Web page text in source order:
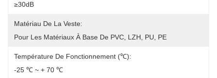
≥30dB
Matériau De La Veste:
Pour Les Matériaux À Base De PVC, LZH, PU, PE
Température De Fonctionnement (℃):
-25 ℃ ~ + 70 ℃